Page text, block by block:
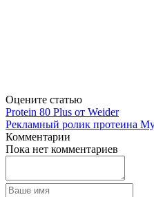
Оцените статью
Protein 80 Plus от Weider
Рекламный ролик протеина
Комментарии
Пока нет комментариев